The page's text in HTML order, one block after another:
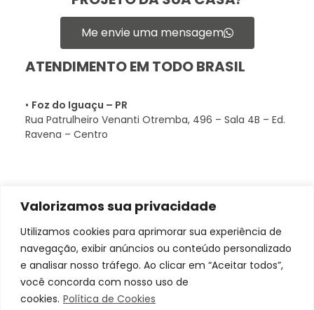
Valorizamos sua privacidade
Utilizamos cookies para aprimorar sua experiência de
navegação, exibir anúncios ou conteúdo personalizado
e analisar nosso tráfego. Ao clicar em “Aceitar todos”,
você concorda com nosso uso de
cookies. Política de Cookies
Albergoni Arquitetura e Regularização
CONECTE-SE CONOSCO
Me envie uma mensagem
ATENDIMENTO EM TODO BRASIL
• Foz do Iguaçu – PR
Rua Patrulheiro Venanti Otremba, 496 – Sala 4B – Ed.
Ravena – Centro